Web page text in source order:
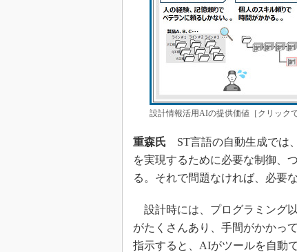
設計情報活用AIの提供価値［クリック
重森氏 ST言語の自動生成では
を実現するために必要な制御、
る。それで問題なければ、必要
設計時には、プログラミング
がたくさんあり、手間がかかっ
指示すると、AIがツールを自動